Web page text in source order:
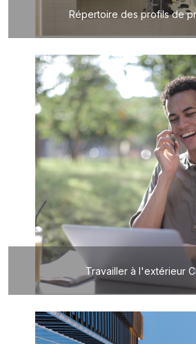
Répertoire des profils de
Travailler à l'extérieur